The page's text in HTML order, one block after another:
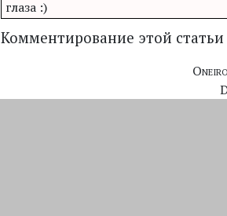
глаза :)
Комментирование этой